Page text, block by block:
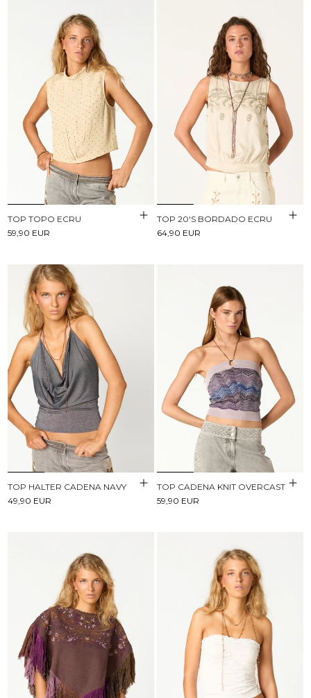
TOP TOPO ECRU
59,90 EUR
TOP 20'S BORDADO ECRU
64,90 EUR
TOP HALTER CADENA NAVY
49,90 EUR
TOP CADENA KNIT OVERCAST
59,90 EUR